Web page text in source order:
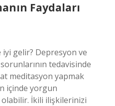
Faydaları
gelir? Depresyon ve
tedavisinde
meditasyon yapmak
içinde yorgun
olabilir. İkili ilişkilerinizi